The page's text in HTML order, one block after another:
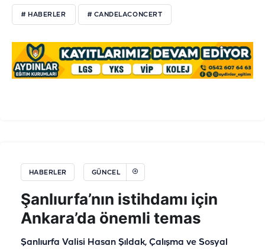
# HABERLER # CANDELACONCERT
HABERLER GÜNCEL
Şanlıurfa’nın istihdamı için
Ankara’da önemli temas
Şanlıurfa Valisi Hasan Şıldak, Çalışma ve Sosyal